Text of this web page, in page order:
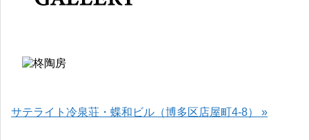
サテライト冷泉荘・蝶和ビル（博多区店屋町4-8） »